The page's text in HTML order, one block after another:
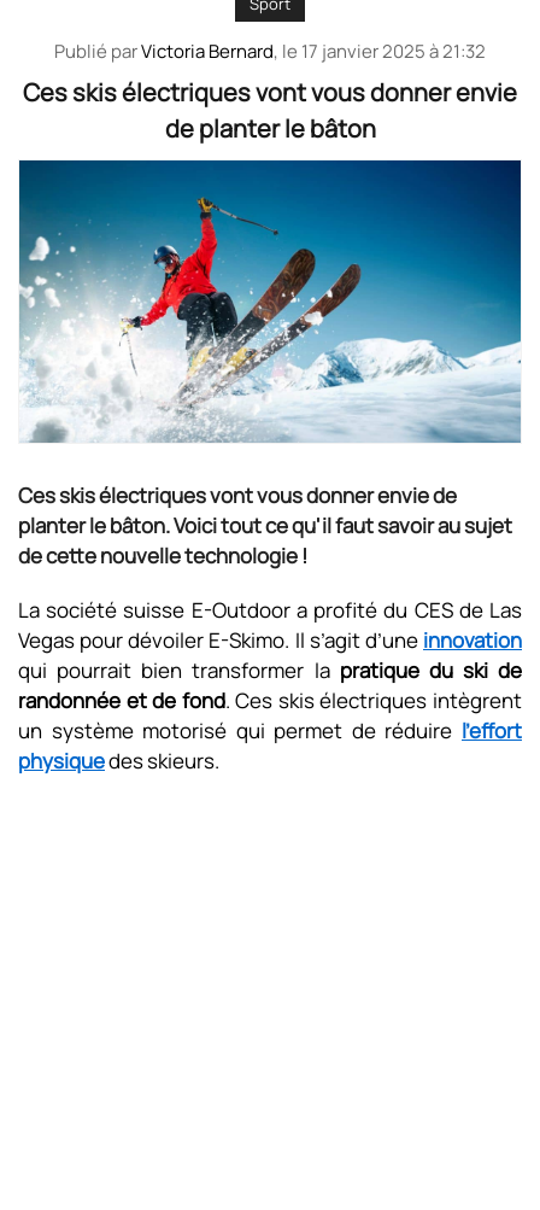
Publié parVictoria Bernard, le 17 janvier 2025 à 21:32
Ces skis électriques vont vous donner envie
de planter le bâton
Ces skis électriques vont vous donner envie de
planter le bâton. Voici tout ce qu'il faut savoir au sujet
de cette nouvelle technologie !
La société suisse E-Outdoor a profité du CES de Las
Vegas pour dévoiler E-Skimo. Il s’agit d’une innovation
qui pourrait bien transformer la pratique du ski de
randonnée et de fond. Ces skis électriques intègrent
un système motorisé qui permet de réduire l’effort
physiquedes skieurs.